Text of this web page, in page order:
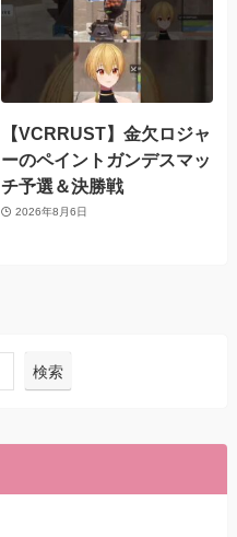
【VCRRUST】金欠ロジャ
ーのペイントガンデスマッ
チ予選＆決勝戦
2026年8月6日
検索